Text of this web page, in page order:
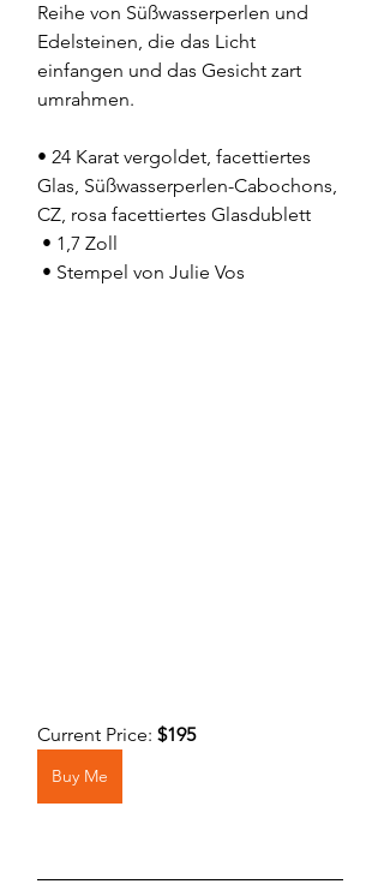
Reihe von Süßwasserperlen und
Edelsteinen, die das Licht
einfangen und das Gesicht zart
umrahmen.
• 24 Karat vergoldet, facettiertes
Glas, Süßwasserperlen-Cabochons,
CZ, rosa facettiertes Glasdublett
• 1,7 Zoll
• Stempel von Julie Vos
Current Price: $195
Buy Me